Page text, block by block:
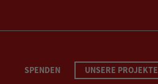
SPENDEN UNSERE PROJEKTE